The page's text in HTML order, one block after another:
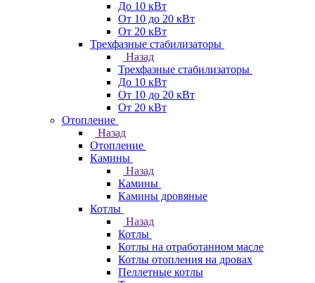
До 10 кВт
От 10 до 20 кВт
От 20 кВт
Трехфазные стабилизаторы
Назад
Трехфазные стабилизаторы
До 10 кВт
От 10 до 20 кВт
От 20 кВт
Отопление
Назад
Отопление
Камины
Назад
Камины
Камины дровяные
Котлы
Назад
Котлы
Котлы на отработанном масле
Котлы отопления на дровах
Пеллетные котлы